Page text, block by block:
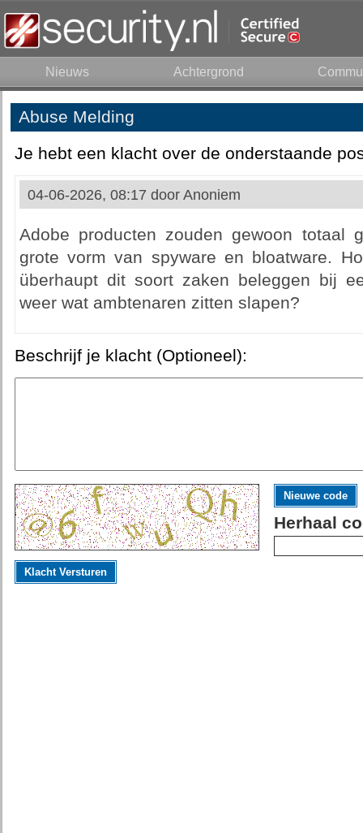
Nieuws Achtergrond
Abuse Melding
Je hebt een klacht over de onderstaande
04-06-2026, 08:17 door Anoniem
Adobe producten zouden gewoon totaal
grote vorm van spyware en bloatware.
überhaupt dit soort zaken beleggen bij
weer wat ambtenaren zitten slapen?
Beschrijf je klacht (Optioneel):
Nieuwe code
Herhaal
Klacht Versturen